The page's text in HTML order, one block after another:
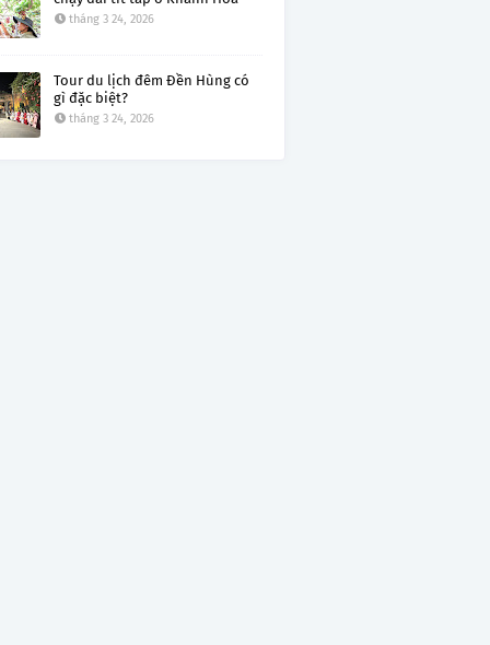
tháng 3 24, 2026
Tour du lịch đêm Đền Hùng có
gì đặc biệt?
tháng 3 24, 2026